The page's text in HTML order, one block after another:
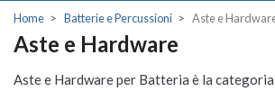
Home Batterie e Percussioni Aste e
Aste e Hardware
Aste e Hardware per Batteria è la